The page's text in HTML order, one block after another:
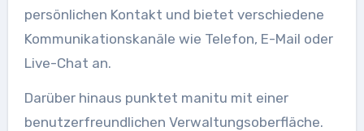
persönlichen Kontakt und bietet verschiedene
Kommunikationskanäle wie Telefon, E-Mail oder
Live-Chat an.
Darüber hinaus punktet manitu mit einer
benutzerfreundlichen Verwaltungsoberfläche.